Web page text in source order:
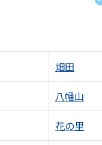
畑田
八幡山
花の里